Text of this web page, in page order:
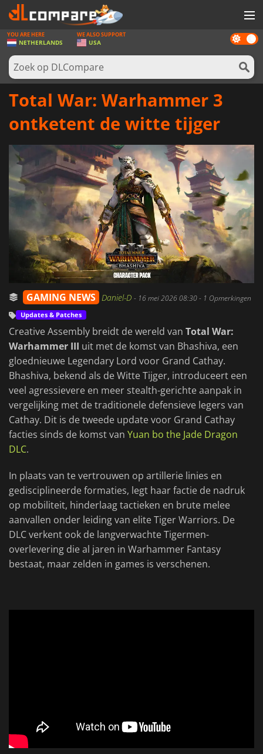
SPELLEN
GAME CARDS
SOFTWARE
LOG IN OF REGISTREER
Dark
mode
YOU ARE HERE
NETHERLANDS
WE ALSO SUPPORT
USA
Total War: Warhammer 3
ontketent de witte tijger
GAMING NEWS Daniel-D - 16 mei 2026 08:30- 1 Opmerkingen
Updates & Patches
Creative Assembly breidt de wereld van Total War:
Warhammer III uit met de komst van Bhashiva, een
gloednieuwe Legendary Lord voor Grand Cathay.
Bhashiva, bekend als de Witte Tijger, introduceert een
veel agressievere en meer stealth-gerichte aanpak in
vergelijking met de traditionele defensieve legers van
Cathay. Dit is de tweede update voor Grand Cathay
facties sinds de komst van Yuan bo the Jade Dragon
DLC.
In plaats van te vertrouwen op artillerie linies en
gedisciplineerde formaties, legt haar factie de nadruk
op mobiliteit, hinderlaag tactieken en brute melee
aanvallen onder leiding van elite Tiger Warriors. De
DLC verkent ook de langverwachte Tigermen-
overlevering die al jaren in Warhammer Fantasy
bestaat, maar zelden in games is verschenen.